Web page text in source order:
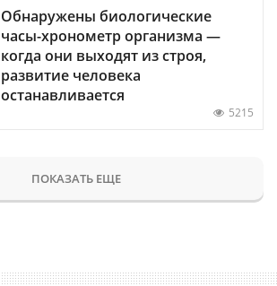
Обнаружены биологические
часы-хронометр организма —
когда они выходят из строя,
развитие человека
останавливается
5215
ПОКАЗАТЬ ЕЩЕ